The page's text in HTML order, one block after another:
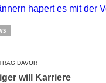
hapert es mit der
DAVOR
will Karriere